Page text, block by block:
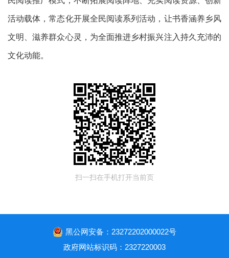
活动载体，常态化开展全民阅读系列活动，让书香涵养乡风
文明、滋养群众心灵，为全面推进乡村振兴注入持久充沛的
文化动能。
扫一扫在手机打开当前页
黑公网安备：23272202000022号
政府网站标识码：2327220003